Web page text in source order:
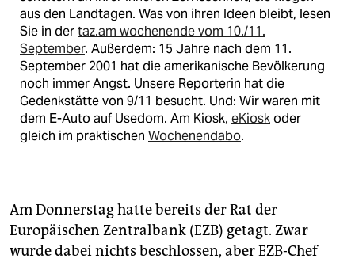
aus den Landtagen. Was von ihren Ideen bleibt, lesen
Sie in dertaz.am wochenende vom 10./11.
September. Außerdem: 15 Jahre nach dem 11.
September 2001 hat die amerikanische Bevölkerung
noch immer Angst. Unsere Reporterin hat die
Gedenkstätte von 9/11 besucht. Und: Wir waren mit
dem E-Auto auf Usedom. Am Kiosk, eKioskoder
gleich im praktischen Wochenendabo.
Am Donnerstag hatte bereits der Rat der
Europäischen Zentralbank (EZB) getagt. Zwar
wurde dabei nichts beschlossen, aber EZB-Chef